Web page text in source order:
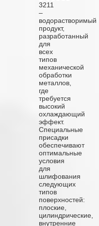
3211
–
водорастворимый
продукт,
разработанный
для
всех
типов
механической
обработки
металлов,
где
требуется
высокий
охлаждающий
эффект.
Специальные
присадки
обеспечивают
оптимальные
условия
для
шлифования
следующих
типов
поверхностей:
плоские,
цилиндрические,
внутренние